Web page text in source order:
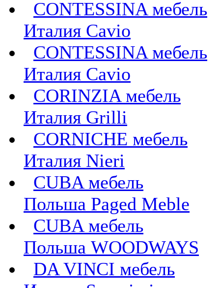
CONTESSINA мебель
Италия Cavio
CONTESSINA мебель
Италия Сavio
CORINZIA мебель
Италия Grilli
CORNICHE мебель
Италия Nieri
CUBA мебель
Польша Paged Meble
CUBA мебель
Польша WOODWAYS
DA VINCI мебель